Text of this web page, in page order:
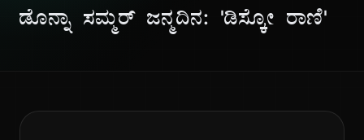
ಡೊನ್ನಾ ಸಮ್ಮರ್ ಜನ್ಮದಿನ: 'ಡಿಸ್ಕೋ ರಾಣಿ'